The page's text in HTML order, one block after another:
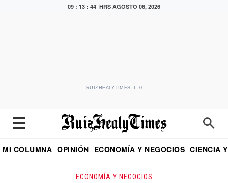
09 : 13 : 45 HRS AGOSTO 06, 2026
RUIZHEALYTIMES_T_0
MI COLUMNA OPINIÓN ECONOMÍA Y NEGOCIOS CIENCIA
ECONOMÍA Y NEGOCIOS